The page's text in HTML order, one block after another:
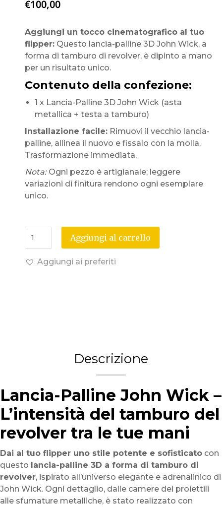
€100,00
Aggiungi un tocco cinematografico al tuo
flipper: Questo lancia-palline 3D John Wick, a
forma di tamburo di revolver, è dipinto a mano
per un risultato unico.
Contenuto della confezione:
1 x Lancia-Palline 3D John Wick (asta
metallica + testa a tamburo)
Installazione facile: Rimuovi il vecchio lancia-
palline, allinea il nuovo e fissalo con la molla.
Trasformazione immediata.
Nota:Ogni pezzo è artigianale; leggere
variazioni di finitura rendono ogni esemplare
unico.
Aggiungi al carrello
Aggiungi ai preferiti
Descrizione
Lancia-Palline John Wick –
L’intensità del tamburo del
revolver tra le tue mani
Dai al tuo flipper uno stile potente e sofisticato con
questo lancia-palline 3D a forma di tamburo di
revolver, ispirato all’universo elegante e adrenalinico di
John Wick. Ogni dettaglio, dalle camere dei proiettili
alle sfumature metalliche, è stato realizzato con